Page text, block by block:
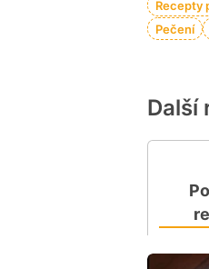
Recepty
Pečení
Další